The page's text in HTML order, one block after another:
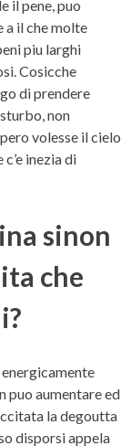
il pene, puo
il che molte
piu larghi
Cosicche
di prendere
non
volesse il cielo
inezia di
sinon
che
puo aumentare ed
la degoutta
disporsi appela